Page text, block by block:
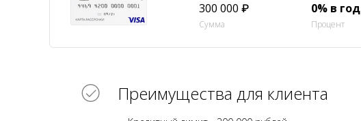
300 000 ₽
Сумма
0% в год
Процент
Преимущества для клиента